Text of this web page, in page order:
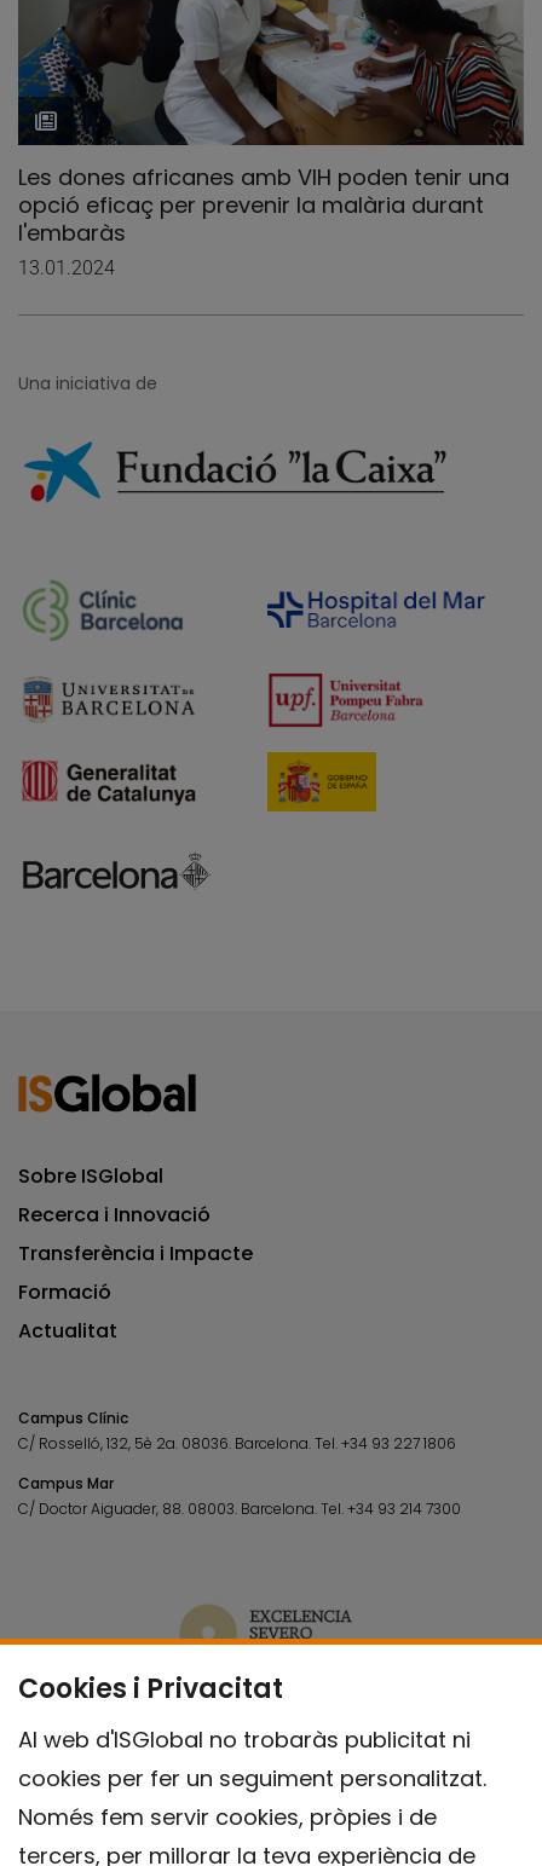
Les dones africanes amb VIH poden tenir una
opció eficaç per prevenir la malària durant
l'embaràs
13.01.2024
Cookies i Privacitat
Al web d'ISGlobal no trobaràs publicitat ni
cookies per fer un seguiment personalitzat.
Només fem servir cookies, pròpies i de
tercers, per millorar la teva experiència de
Una iniciativa de
Sobre ISGlobal
Recerca i Innovació
Transferència i Impacte
Formació
Actualitat
Campus Clínic
C/ Rosselló, 132, 5è 2a. 08036. Barcelona.Tel.+34 93 227 1806
Campus Mar
C/ Doctor Aiguader, 88. 08003. Barcelona.Tel.+34 93 214 7300